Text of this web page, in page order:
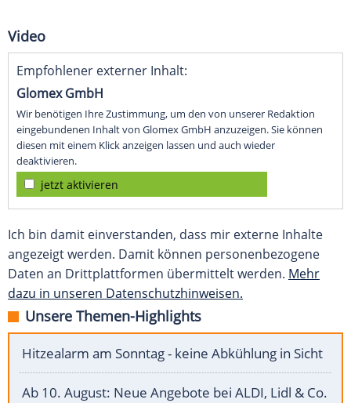
Video
Empfohlener externer Inhalt:
Glomex GmbH
Wir benötigen Ihre Zustimmung, um den von unserer Redaktion
eingebundenen Inhalt von Glomex GmbH anzuzeigen. Sie können
diesen mit einem Klick anzeigen lassen und auch wieder
deaktivieren.
jetzt aktivieren
Ich bin damit einverstanden, dass mir externe Inhalte
angezeigt werden. Damit können personenbezogene
Daten an Drittplattformen übermittelt werden. Mehr
dazu in unseren Datenschutzhinweisen.
Unsere Themen-Highlights
Hitzealarm am Sonntag - keine Abkühlung in Sicht
Ab 10. August: Neue Angebote bei ALDI, Lidl & Co.